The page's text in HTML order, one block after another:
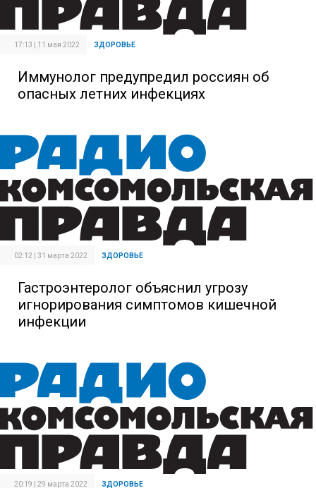
17:13 | 11 мая 2022 ЗДОРОВЬЕ
Иммунолог предупредил россиян об
опасных летних инфекциях
02:12 | 31 марта 2022 ЗДОРОВЬЕ
Гастроэнтеролог объяснил угрозу
игнорирования симптомов кишечной
инфекции
20:19 | 29 марта 2022 ЗДОРОВЬЕ